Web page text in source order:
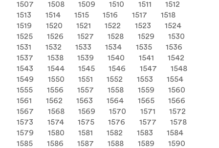
1507
1508 1509 1510 1511
1512
1513
1514 1515 1516 1517
1518
1519
1520 1521 1522 1523
1524
1525
1526 1527 1528 1529
1530
1531
1532 1533 1534 1535
1536
1537
1538 1539 1540 1541
1542
1543
1544 1545 1546 1547
1548
1549
1550 1551 1552 1553
1554
1555
1556 1557 1558 1559
1560
1561
1562 1563 1564 1565
1566
1567
1568 1569 1570 1571
1572
1573
1574 1575 1576 1577
1578
1579
1580 1581 1582 1583
1584
1585
1586 1587 1588 1589
1590